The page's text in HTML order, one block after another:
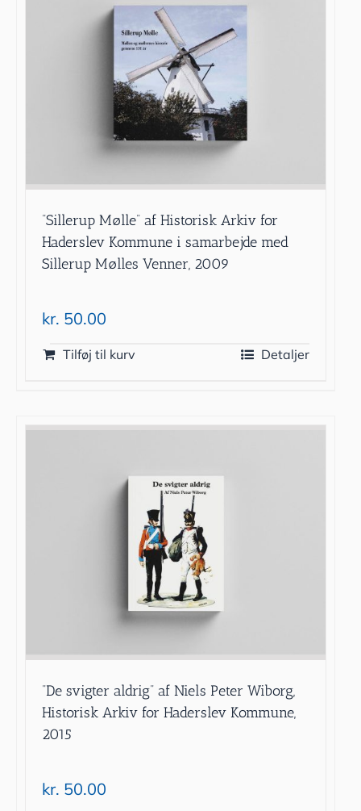
”Sillerup Mølle” af Historisk Arkiv for
Haderslev Kommune i samarbejde med
Sillerup Mølles Venner, 2009
kr. 50.00
Tilføj til kurv Detaljer
”De svigter aldrig” af Niels Peter Wiborg,
Historisk Arkiv for Haderslev Kommune,
2015
kr. 50.00